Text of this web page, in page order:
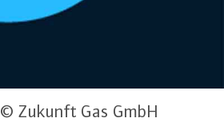
© Zukunft Gas GmbH